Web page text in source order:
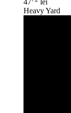
47
lei
Heavy Yard